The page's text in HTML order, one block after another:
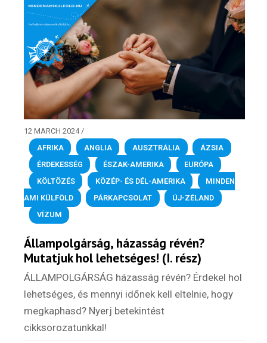
12 MARCH 2024/
AFRIKA
, ANGLIA , AUSZTRÁLIA , ÁZSIA
ÉRDEKESSÉG
, ÉSZAK-AMERIKA , EURÓPA
KÖLTÖZÉS
, KÖZÉP- ÉS DÉL-AMERIKA ,
MINDEN
AMI KÜLFÖLD
, PÁRKAPCSOLAT , ÚJ-ZÉLAND
VÍZUM
Állampolgárság, házasság révén?
Mutatjuk hol lehetséges! (I. rész)
ÁLLAMPOLGÁRSÁG házasság révén? Érdekel hol
lehetséges, és mennyi időnek kell eltelnie, hogy
megkaphasd? Nyerj betekintést
cikksorozatunkkal!